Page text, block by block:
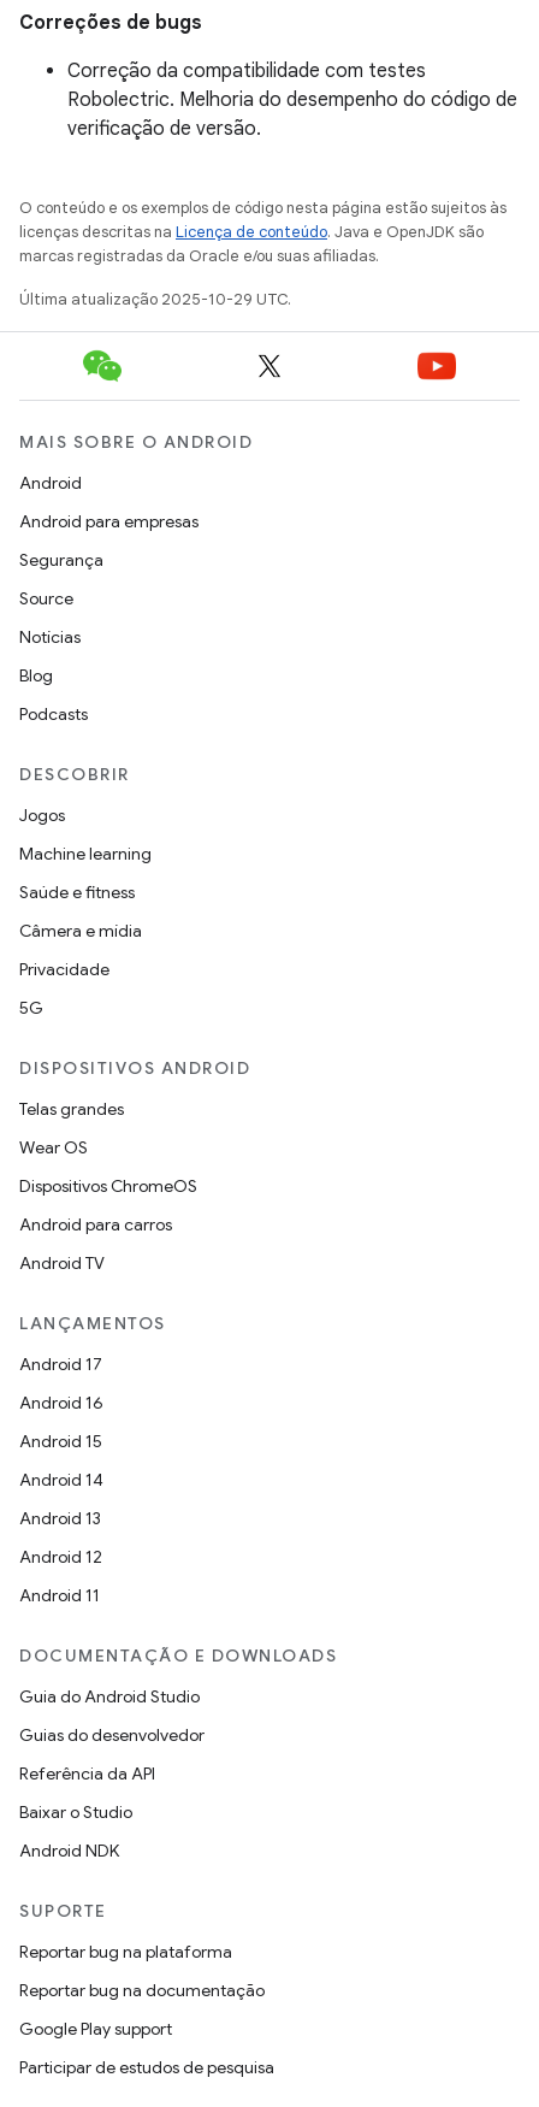
Correções de bugs
Correção da compatibilidade com testes
Robolectric. Melhoria do desempenho do código de
verificação de versão.
O conteúdo e os exemplos de código nesta página estão sujeitos às
licenças descritas na Licença de conteúdo. Java e OpenJDK são
marcas registradas da Oracle e/ou suas afiliadas.
Última atualização 2025-10-29 UTC.
MAIS SOBRE O ANDROID
Android
Android para empresas
Segurança
Source
Notícias
Blog
Podcasts
DESCOBRIR
Jogos
Machine learning
Saúde e fitness
Câmera e mídia
Privacidade
5G
DISPOSITIVOS ANDROID
Telas grandes
Wear OS
Dispositivos ChromeOS
Android para carros
Android TV
LANÇAMENTOS
Android 17
Android 16
Android 15
Android 14
Android 13
Android 12
Android 11
DOCUMENTAÇÃO E DOWNLOADS
Guia do Android Studio
Guias do desenvolvedor
Referência da API
Baixar o Studio
Android NDK
SUPORTE
Reportar bug na plataforma
Reportar bug na documentação
Google Play support
Participar de estudos de pesquisa